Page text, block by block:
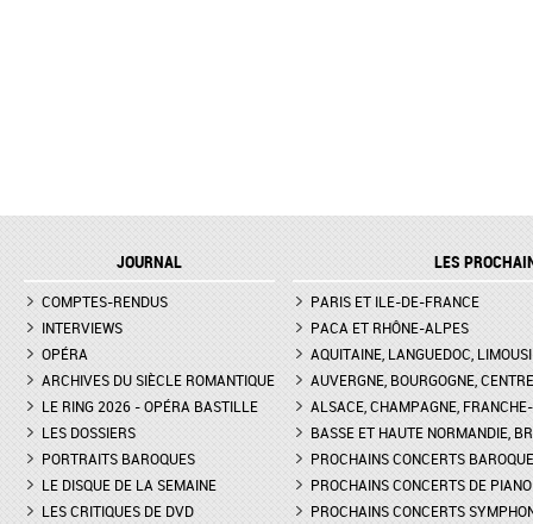
JOURNAL
COMPTES-RENDUS
INTERVIEWS
OPÉRA
ARCHIVES DU SIÈCLE ROMANTIQUE
LE RING 2026 - OPÉRA BASTILLE
LES DOSSIERS
PORTRAITS BAROQUES
LE DISQUE DE LA SEMAINE
LES CRITIQUES DE DVD
LES
PARIS ET ILE-DE-FRANCE
PACA ET RHÔNE-ALPES
AQUITAINE, LANGUEDOC,
AUVERGNE, BOURGOGNE, CENTRE
ALSACE, CHAMPAGNE,
BASSE ET HAUTE NORMANDIE,
PROCHAINS CONCERTS
PROCHAINS CONCERTS DE PIANO
PROCHAINS CONCERTS